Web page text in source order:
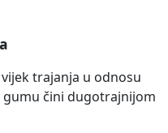
trajanja u odnosu
čini dugotrajnijom